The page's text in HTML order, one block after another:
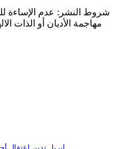
شروط النشر: عدم الإساءة
مهاجمة الأديان أو الذات